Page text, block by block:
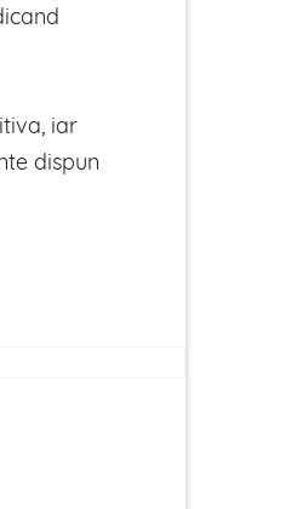
iar
dispun